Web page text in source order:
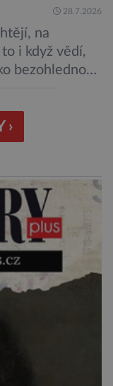
28.7.2026
na
i když vědí,
bezohlednost
nemohou.
A
›